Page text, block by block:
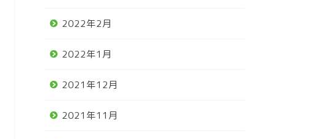
2022年2月
2022年1月
2021年12月
2021年11月